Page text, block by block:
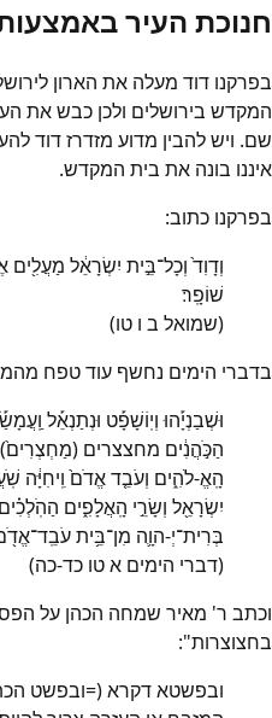
חנוכת העיר
בפרקנו דוד מעלה את הארון
המקדש בירושלים ולכן כבש את
שם. ויש להבין מדוע מזדרז דוד
איננו בונה את בית המקדש.
בפרקנו כתוב:
וְדָוִד֙ וְכָל־בֵּ֣ית יִשְׂרָאֵ֔ל מַעֲלִ֖ים
שׁוֹפָֽר׃
(שמואל ב ו טו)
בדברי הימים נחשף עוד טפח
וּשְׁבַנְיָ֡הוּ וְיֽוֹשָׁפָ֡ט וּנְתַנְאֵ֡ל
הַכֹּ֣הֲנִ֔ים מחצצרים (מַחְצְרִים֙)
הָֽאֱ-לֹהִ֑ים וְעֹבֵ֤ד אֱדֹם֙ וִֽיחִיָּ֔ה
יִשְׂרָאֵ֖ל וְשָׂרֵ֣י הָֽאֲלָפִ֑ים
בְּרִית־יְ-הוָ֛ה מִן־בֵּ֥ית
(דברי הימים א טו כד-כה)
וכתב ר' מאיר שמחה הכהן על
בחצוצרות":
ובפשטא דקרא (=ובפשט